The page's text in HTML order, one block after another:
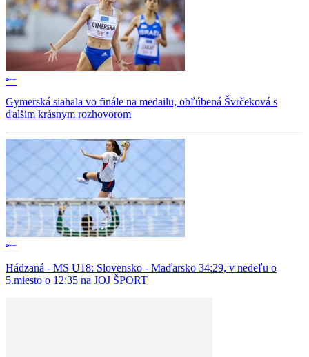
Gymerská siahala vo finále na medailu, obľúbená Švrčeková s
ďalším krásnym rozhovorom
Hádzaná - MS U18: Slovensko - Maďarsko 34:29, v nedeľu o
5.miesto o 12:35 na JOJ ŠPORT